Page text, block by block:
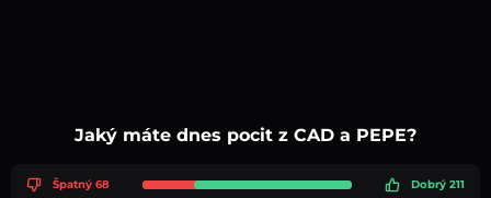
Jaký máte dnes pocit z CAD a PEPE?
Špatný 68 Dobrý 211